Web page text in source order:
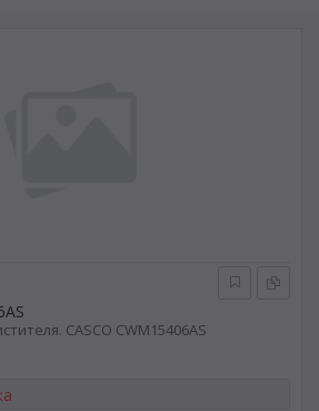
CASCO CWM15406AS